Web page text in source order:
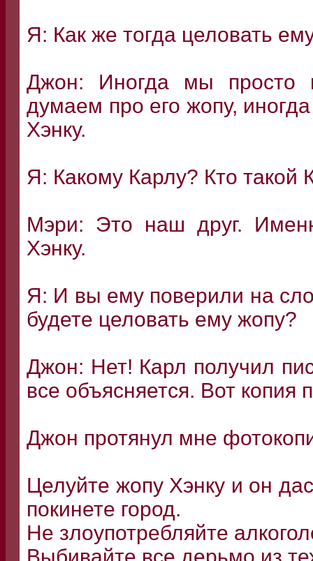
Я: Как же тогда целовать
Джон: Иногда мы просто
думаем про его жопу,
Хэнку.
Я: Какому Карлу? Кто такой
Мэри: Это наш друг.
Хэнку.
Я: И вы ему поверили на
будете целовать ему жопу?
Джон: Нет! Карл получил
все объясняется. Вот копия
Джон протянул мне
Целуйте жопу Хэнку и он
покинете город.
Не злоупотребляйте